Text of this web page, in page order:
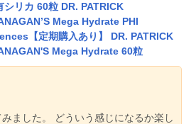
シリカ 60粒 DR. PATRICK
Mega Hydrate PHI
【定期購入あり】 DR. PATRICK
Mega Hydrate 60粒
ました。 どういう感じになるか楽し